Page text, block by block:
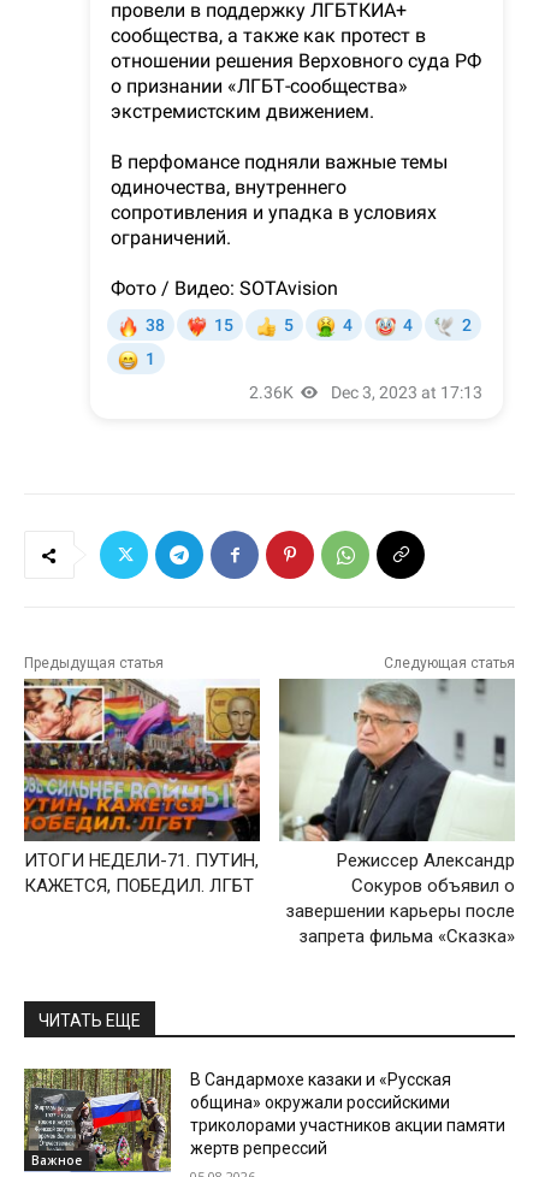
Предыдущая статья
ИТОГИ НЕДЕЛИ-71. ПУТИН,
КАЖЕТСЯ, ПОБЕДИЛ. ЛГБТ
Следующая статья
Режиссер Александр
Сокуров объявил о
завершении карьеры после
запрета фильма «Сказка»
ЧИТАТЬ ЕЩЕ
Важное
В Сандармохе казаки и «Русская
община» окружали российскими
триколорами участников акции памяти
жертв репрессий